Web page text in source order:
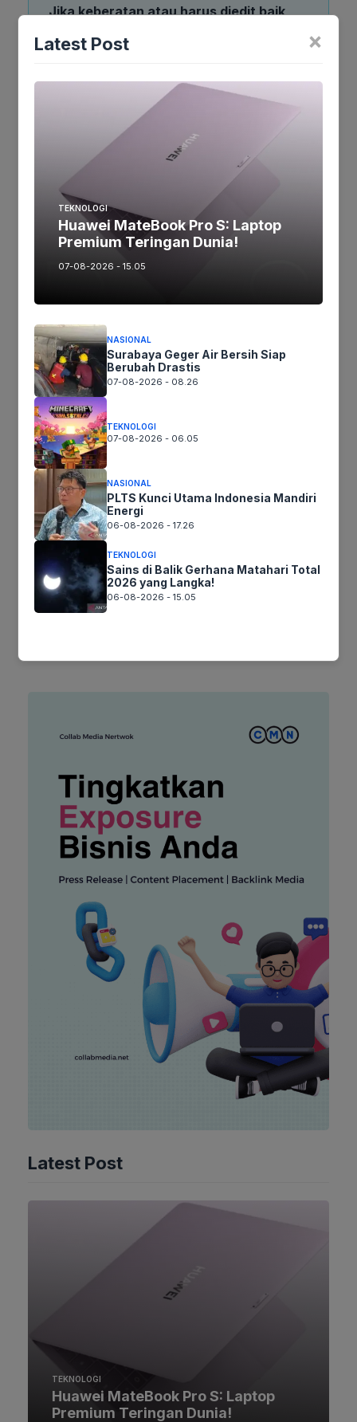
Jika keberatan atau harus diedit baik
Terima Kasih
Ikuti kami :
Tinggalkan komentar
Komentar
Nama
Surel
Situs
Simpan nama, email, dan situs web saya pada peramban ini
untuk komentar saya berikutnya.
Latest Post
TEKNOLOGI
Huawei MateBook Pro S: Laptop
Premium Teringan Dunia!
×
Latest Post
TEKNOLOGI
Huawei MateBook Pro S: Laptop
Premium Teringan Dunia!
07-08-2026 - 15.05
NASIONAL
Surabaya Geger Air Bersih Siap
Berubah Drastis
07-08-2026 - 08.26
TEKNOLOGI
07-08-2026 - 06.05
NASIONAL
PLTS Kunci Utama Indonesia Mandiri
Energi
06-08-2026 - 17.26
TEKNOLOGI
Sains di Balik Gerhana Matahari Total
2026 yang Langka!
06-08-2026 - 15.05